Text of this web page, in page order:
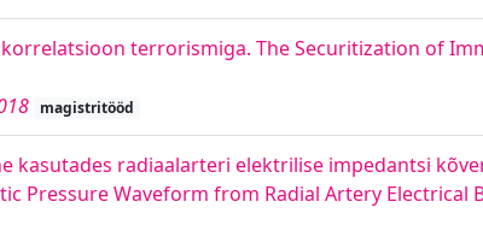
terrorismiga. The Securitization of
magistritööd
kasutades radiaalarteri elektrilise impedantsi
Pressure Waveform from Radial Artery Electrical